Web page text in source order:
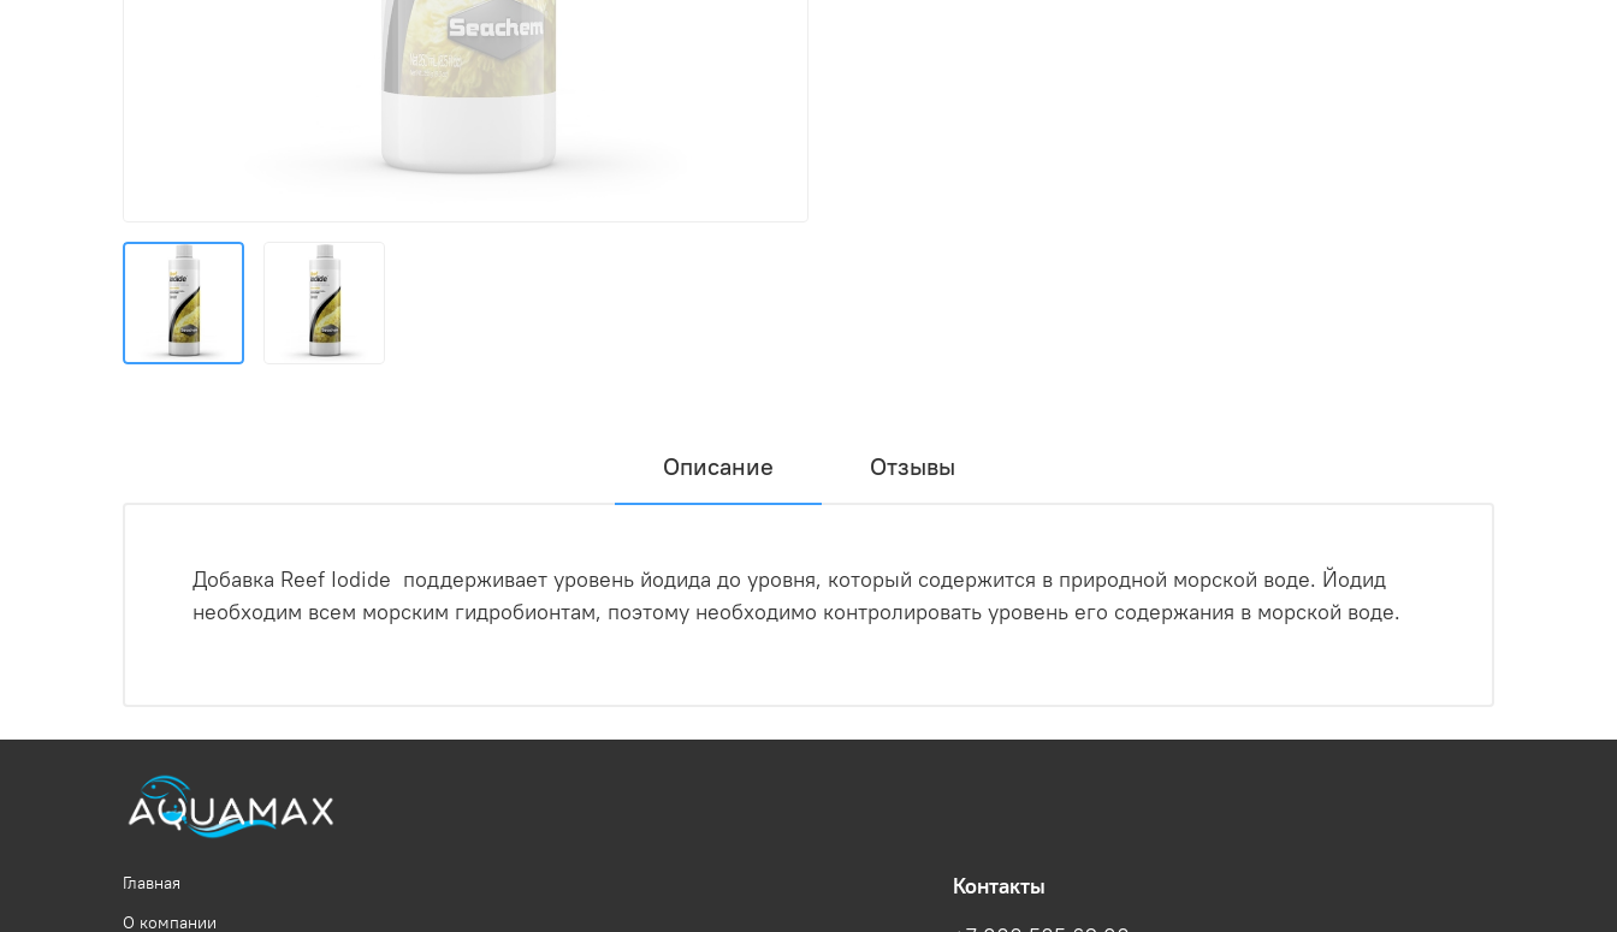
Описание Отзывы
Добавка Reef Iodide поддерживает уровень йодида до уровня, который содержится в природной морской воде. Йодид
необходим всем морским гидробионтам, поэтому необходимо контролировать уровень его содержания в морской воде.
Главная
О компании
Контакты